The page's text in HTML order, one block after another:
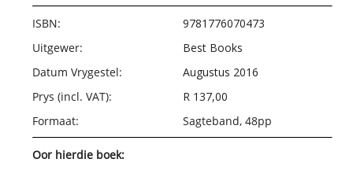
ISBN:
9781776070473
Uitgewer:
Best Books
Datum Vrygestel:
Augustus 2016
Prys (incl. VAT):
R 137,00
Formaat:
Sagteband, 48pp
Oor hierdie boek: